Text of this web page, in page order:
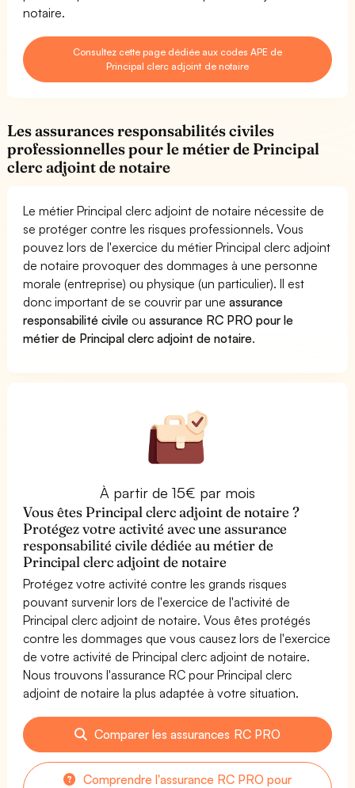
notaire.
Consultez cette page dédiée aux codes APE de
Principal clerc adjoint de notaire
Les assurances responsabilités civiles
professionnelles pour le métier de Principal
clerc adjoint de notaire
Le métier Principal clerc adjoint de notaire nécessite de
se protéger contre les risques professionnels. Vous
pouvez lors de l'exercice du métier Principal clerc adjoint
de notaire provoquer des dommages à une personne
morale (entreprise) ou physique (un particulier). Il est
donc important de se couvrir par uneassurance
responsabilité civile ouassurance RC PRO pour le
métier de Principal clerc adjoint de notaire.
À partir de 15€ par mois
Vous êtes Principal clerc adjoint de notaire ?
Protégez votre activité avec une assurance
responsabilité civile dédiée au métier de
Principal clerc adjoint de notaire
Protégez votre activité contre les grands risques
pouvant survenir lors de l'exercice de l'activité de
Principal clerc adjoint de notaire. Vous êtes protégés
contre les dommages que vous causez lors de l'exercice
de votre activité de Principal clerc adjoint de notaire.
Nous trouvons l'assurance RC pour Principal clerc
adjoint de notaire la plus adaptée à votre situation.
Comparer les assurances RC PRO
Comprendre l'assurance RC PRO pour